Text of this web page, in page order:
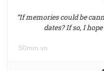
“If memories could be
dates? If so, I
50mm.vn